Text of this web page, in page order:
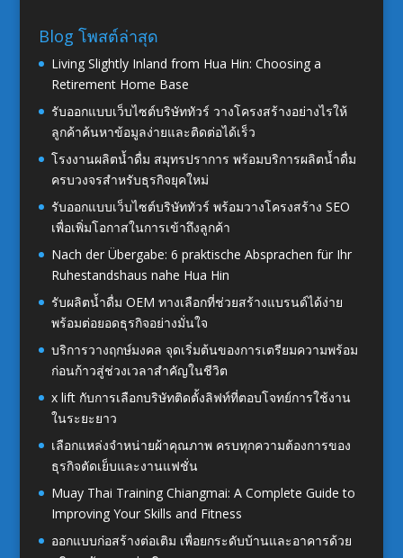
Blog โพสต์ล่าสุด
Living Slightly Inland from Hua Hin: Choosing a
Retirement Home Base
รับออกแบบเว็บไซต์บริษัททัวร์ วางโครงสร้างอย่างไรให้
ลูกค้าค้นหาข้อมูลง่ายและติดต่อได้เร็ว
โรงงานผลิตน้ำดื่ม สมุทรปราการ พร้อมบริการผลิตน้ำดื่ม
ครบวงจรสำหรับธุรกิจยุคใหม่
รับออกแบบเว็บไซต์บริษัททัวร์ พร้อมวางโครงสร้าง SEO
เพื่อเพิ่มโอกาสในการเข้าถึงลูกค้า
Nach der Übergabe: 6 praktische Absprachen für Ihr
Ruhestandshaus nahe Hua Hin
รับผลิตน้ำดื่ม OEM ทางเลือกที่ช่วยสร้างแบรนด์ได้ง่าย
พร้อมต่อยอดธุรกิจอย่างมั่นใจ
บริการวางฤกษ์มงคล จุดเริ่มต้นของการเตรียมความพร้อม
ก่อนก้าวสู่ช่วงเวลาสำคัญในชีวิต
x lift กับการเลือกบริษัทติดตั้งลิฟท์ที่ตอบโจทย์การใช้งาน
ในระยะยาว
เลือกแหล่งจำหน่ายผ้าคุณภาพ ครบทุกความต้องการของ
ธุรกิจตัดเย็บและงานแฟชั่น
Muay Thai Training Chiangmai: A Complete Guide to
Improving Your Skills and Fitness
ออกแบบก่อสร้างต่อเติม เพื่อยกระดับบ้านและอาคารด้วย